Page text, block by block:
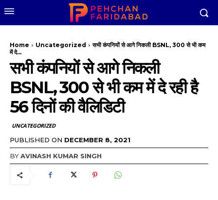
Home Uncategorized
सभी कंपनियों से आगे निकली BSNL, ₹300 से भी कम
में दे...
सभी कंपनियों से आगे निकली
BSNL, ₹300 से भी कम में दे रही है
56 दिनों की वैलिडिटी
UNCATEGORIZED
PUBLISHED ON DECEMBER 8, 2021
BYAVINASH KUMAR SINGH